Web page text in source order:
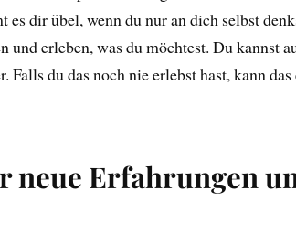
es dir übel, wenn du nur an dich selbst
und erleben, was du möchtest. Du kannst
Falls du das noch nie erlebst hast, kann
neue Erfahrungen